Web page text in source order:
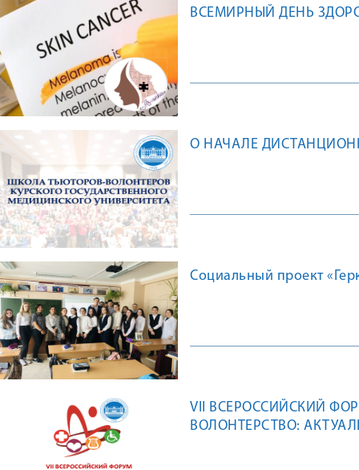
ВСЕМИРНЫЙ ДЕНЬ
О НАЧАЛЕ
Социальный проект
VII ВСЕРОССИЙСКИЙ
ВОЛОНТЕРСТВО: